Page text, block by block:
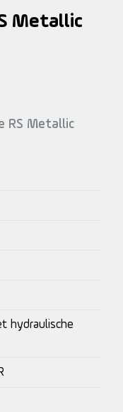
Metallic
RS Metallic
hydraulische